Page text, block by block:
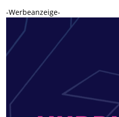
-Werbeanzeige-